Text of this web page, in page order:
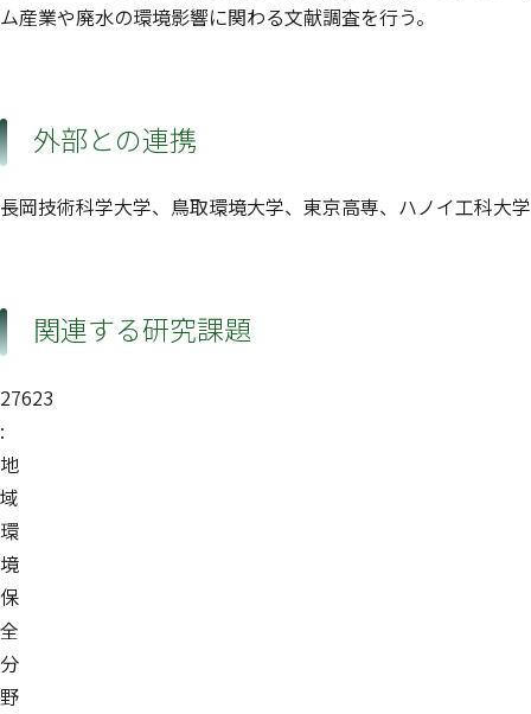
ム産業や廃水の環境影響に関わる文献調査を行う。
外部との連携
長岡技術科学大学、鳥取環境大学、東京高専、ハノイ工科大学
関連する研究課題
27623
:
地
域
環
境
保
全
分
野